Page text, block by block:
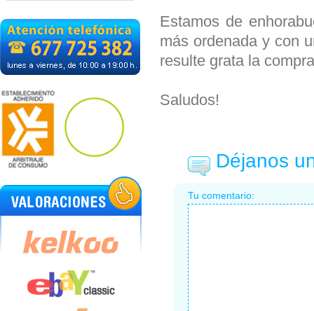
Estamos de
más ordenada y con
resulte grata la
Saludos!
Déjanos
Tu comentario: